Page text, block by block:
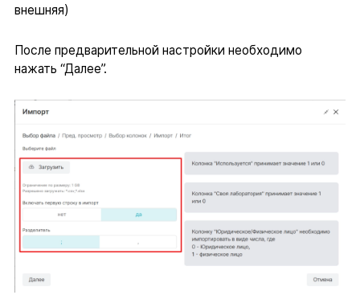
внешняя)
После предварительной настройки необходимо
нажать “Далее”.